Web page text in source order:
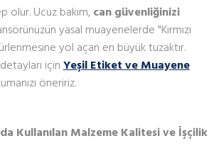
olur. Ucuz bakım, can güvenliğinizi
yasal muayenelerde "Kırmızı
yol açan en büyük tuzaktır.
için Yeşil Etiket ve Muayene
öneririz.
Kullanılan Malzeme Kalitesi ve İşçilik